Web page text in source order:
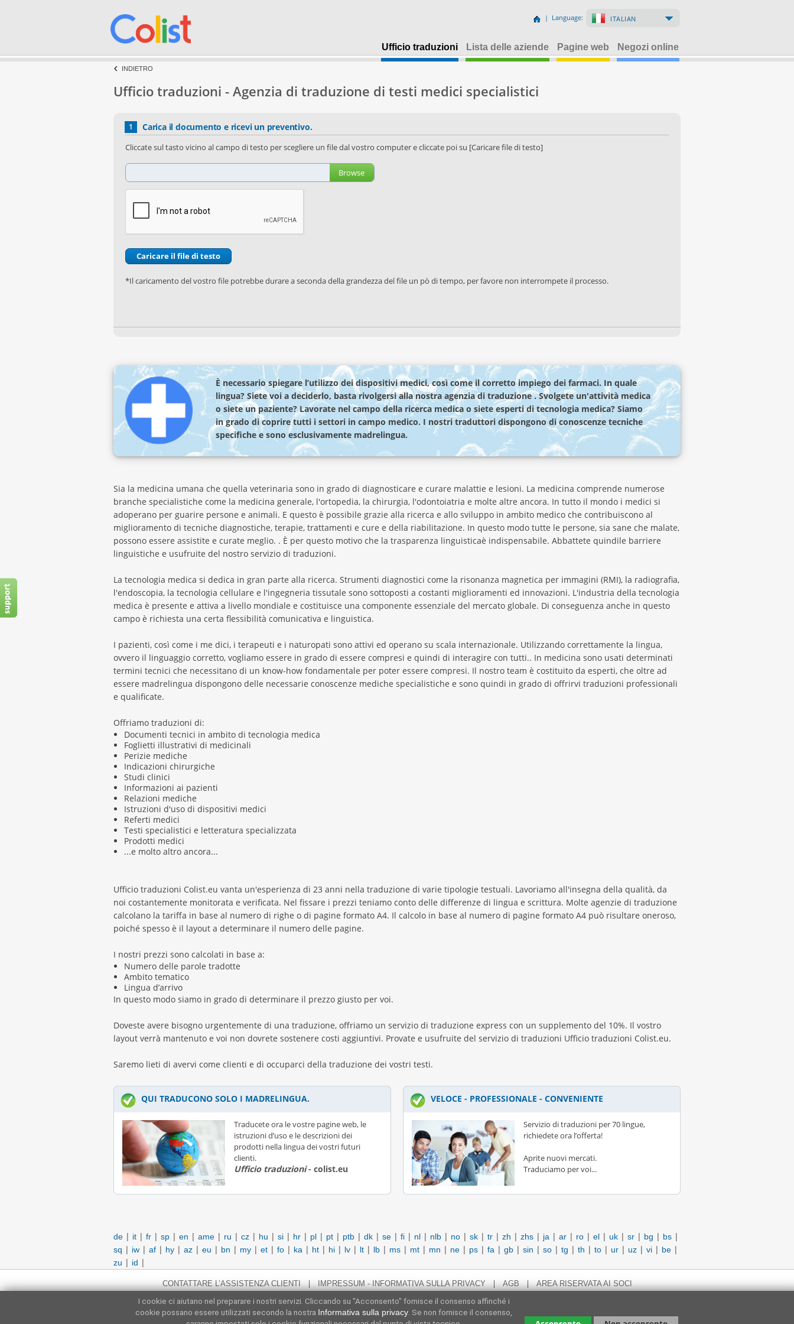
| Language: ITALIAN
Ufficio traduzioni Lista delle aziende Pagine web Negozi online
INDIETRO
Ufficio traduzioni - Agenzia di traduzione di testi medici specialistici
1 Carica il documento e ricevi un preventivo.
Cliccate sul tasto vicino al campo di testo per scegliere un file dal vostro computer e cliccate poi su [Caricare file di testo]
Browse
*Il caricamento del vostro file potrebbe durare a seconda della grandezza del file un pò di tempo, per favore non interrompete il processo.
È necessario spiegare l’utilizzo dei dispositivi medici, così come il corretto impiego dei farmaci. In quale
lingua? Siete voi a deciderlo, basta rivolgersi alla nostra agenzia di traduzione . Svolgete un'attività medica
o siete un paziente? Lavorate nel campo della ricerca medica o siete esperti di tecnologia medica? Siamo
in grado di coprire tutti i settori in campo medico. I nostri traduttori dispongono di conoscenze tecniche
specifiche e sono esclusivamente madrelingua.
Sia la medicina umana che quella veterinaria sono in grado di diagnosticare e curare malattie e lesioni. La medicina comprende numerose
branche specialistiche come la medicina generale, l'ortopedia, la chirurgia, l'odontoiatria e molte altre ancora. In tutto il mondo i medici si
adoperano per guarire persone e animali. E questo è possibile grazie alla ricerca e allo sviluppo in ambito medico che contribuiscono al
miglioramento di tecniche diagnostiche, terapie, trattamenti e cure e della riabilitazione. In questo modo tutte le persone, sia sane che malate,
possono essere assistite e curate meglio. . È per questo motivo che la trasparenza linguisticaè indispensabile. Abbattete quindile barriere
linguistiche e usufruite del nostro servizio di traduzioni.
La tecnologia medica si dedica in gran parte alla ricerca. Strumenti diagnostici come la risonanza magnetica per immagini (RMI), la radiografia,
l'endoscopia, la tecnologia cellulare e l'ingegneria tissutale sono sottoposti a costanti miglioramenti ed innovazioni. L'industria della tecnologia
medica è presente e attiva a livello mondiale e costituisce una componente essenziale del mercato globale. Di conseguenza anche in questo
campo è richiesta una certa flessibilità comunicativa e linguistica.
I pazienti, così come i me dici, i terapeuti e i naturopati sono attivi ed operano su scala internazionale. Utilizzando correttamente la lingua,
ovvero il linguaggio corretto, vogliamo essere in grado di essere compresi e quindi di interagire con tutti.. In medicina sono usati determinati
termini tecnici che necessitano di un know-how fondamentale per poter essere compresi. Il nostro team è costituito da esperti, che oltre ad
essere madrelingua dispongono delle necessarie conoscenze mediche specialistiche e sono quindi in grado di offrirvi traduzioni professionali
e qualificate.
Offriamo traduzioni di:
Documenti tecnici in ambito di tecnologia medica
Foglietti illustrativi di medicinali
Perizie mediche
Indicazioni chirurgiche
Studi clinici
Informazioni ai pazienti
Relazioni mediche
Istruzioni d'uso di dispositivi medici
Referti medici
Testi specialistici e letteratura specializzata
Prodotti medici
...e molto altro ancora...
Ufficio traduzioni Colist.eu vanta un'esperienza di 23 anni nella traduzione di varie tipologie testuali. Lavoriamo all'insegna della qualità, da
noi costantemente monitorata e verificata. Nel fissare i prezzi teniamo conto delle differenze di lingua e scrittura. Molte agenzie di traduzione
calcolano la tariffa in base al numero di righe o di pagine formato A4. Il calcolo in base al numero di pagine formato A4 può risultare oneroso,
poiché spesso è il layout a determinare il numero delle pagine.
I nostri prezzi sono calcolati in base a:
Numero delle parole tradotte
Ambito tematico
Lingua d’arrivo
In questo modo siamo in grado di determinare il prezzo giusto per voi.
Doveste avere bisogno urgentemente di una traduzione, offriamo un servizio di traduzione express con un supplemento del 10%. Il vostro
layout verrà mantenuto e voi non dovrete sostenere costi aggiuntivi. Provate e usufruite del servizio di traduzioni Ufficio traduzioni Colist.eu.
Saremo lieti di avervi come clienti e di occuparci della traduzione dei vostri testi.
QUI TRADUCONO SOLO I MADRELINGUA.
Traducete ora le vostre pagine web, le
istruzioni d’uso e le descrizioni dei
prodotti nella lingua dei vostri futuri
clienti.
Ufficio traduzioni- colist.eu
VELOCE - PROFESSIONALE - CONVENIENTE
Servizio di traduzioni per 70 lingue,
richiedete ora l’offerta!
Aprite nuovi mercati.
Traduciamo per voi...
de | it | fr | sp | en | ame | ru | cz | hu | si | hr | pl | pt | ptb | dk | se | fi | nl | nlb | no | sk | tr | zh | zhs | ja | ar | ro | el | uk | sr | bg | bs |
sq | iw | af | hy | az | eu | bn | my | et | fo | ka | ht | hi | lv | lt | lb | ms | mt | mn | ne | ps | fa | gb | sin | so | tg | th | to | ur | uz | vi | be |
zu | id |
CONTATTARE L’ASSISTENZA CLIENTI | IMPRESSUM - INFORMATIVA SULLA PRIVACY | AGB | AREA RISERVATA AI SOCI
I cookie ci aiutano nel preparare i nostri servizi. Cliccando su "Acconsento" fornisce il consenso affinché i
cookie possano essere utilizzati secondo la nostra Informativa sulla privacy . Se non fornisce il consenso,